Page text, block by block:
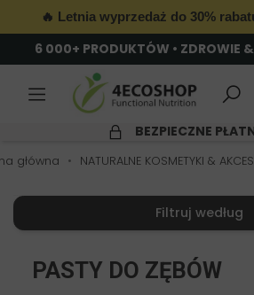
🔥 Letnia wyprzedaż do 30%
6 000+ PRODUKTÓW • ZDROWIE &
BEZPIECZNE
główna NATURALNE KOSMETYKI &
Filtruj według
PASTY DO ZĘBÓW